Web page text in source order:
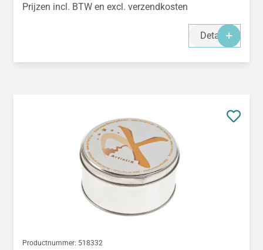
Prijzen incl. BTW en excl. verzendkosten
Details
Productnummer: 518332